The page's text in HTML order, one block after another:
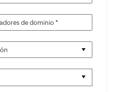
de dominio *